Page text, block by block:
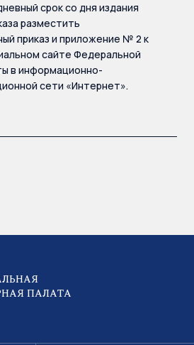
срок со дня издания
разместить
приказ и приложение № 2 к
сайте Федеральной
в информационно-
сети «Интернет».
ПАЛАТА